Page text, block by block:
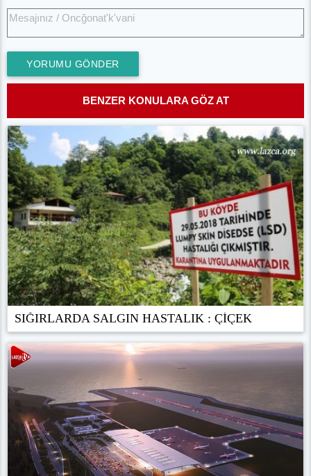
YORUMU GÖNDER
BENZER KONULARA GÖZ AT
SIĞIRLARDA SALGIN HASTALIK : ÇİÇEK